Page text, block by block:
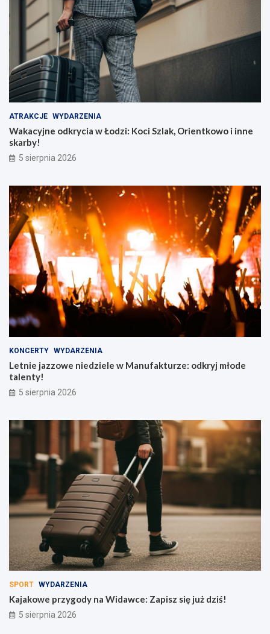
ATRAKCJE WYDARZENIA
Wakacyjne odkrycia w Łodzi: Koci Szlak, Orientkowo i inne
skarby!
5 sierpnia 2026
KONCERTY WYDARZENIA
Letnie jazzowe niedziele w Manufakturze: odkryj młode
talenty!
5 sierpnia 2026
SPORT WYDARZENIA
Kajakowe przygody na Widawce: Zapisz się już dziś!
5 sierpnia 2026